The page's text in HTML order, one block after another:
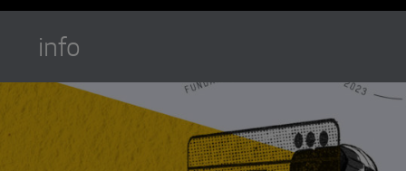
info